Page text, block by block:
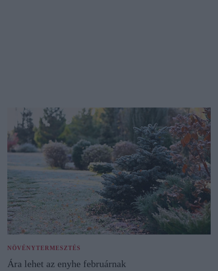
NÖVÉNYTERMESZTÉS
Ára lehet az enyhe februárnak